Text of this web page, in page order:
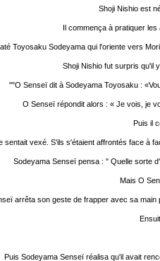
Shoji Nishio est
Il commença à pratiquer
Toyosaku Sodeyama qui l'oriente vers
Shoji Nishio fut surpris qu'il
""O Senseï dit à Sodeyama Toyosaku :
O Senseï répondit alors : « Je vois, je
Puis il
sentait vexé. S'ils s'étaient affrontés face à
Sodeyama Senseï pensa : " Quelle sorte
Mais O
arrêta son geste de frapper avec sa
Puis Sodeyama Senseï réalisa qu'il avait